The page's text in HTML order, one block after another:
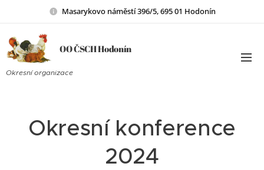
Masarykovo náměstí 396/5, 695 01 Hodonín
OO ČSCH Hodonín
Okresní organizace
Okresní konference
2024